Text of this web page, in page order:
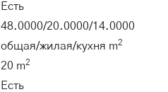
Есть
48.0000/20.0000/14.0000
общая/жилая/кухня m2
20 m2
Есть